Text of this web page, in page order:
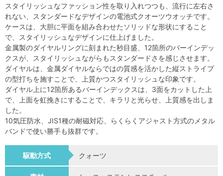
スタイリッシュなファッション性を取り入れつつも、流行に左右さ
れない、スタンダードなデザインの電池式クオーツウオッチです。
ケースは、大胆に平面を組み合わせたソリッドな形状にすること
で、スタイリッシュなデザインに仕上げました。
金属製のダイヤルリングに刻まれた秒目盛、12箇所のバーインデッ
クスが、スタイリッシュながらもスタンダードさを感じさせます。
ダイヤルは、金属ダイヤルならではの質感を活かした縦ストライプ
の型打ちを施すことで、上質かつスタイリッシュな印象です。
ダイヤル上に12箇所あるバーインデックスは、3面をカットした上
で、上面を虹挽きにすることで、キラリと光らせ、上質感を出しま
した。
10気圧防水、JIS1種の耐磁対応、らくらくアジャスト方式のメタル
バンドで使い勝手も抜群です。
駆動方式 クォーツ